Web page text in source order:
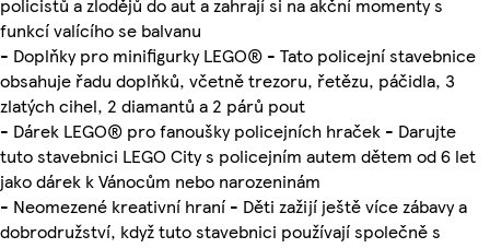
funkcí valícího se balvanu
- Doplňky pro minifigurky LEGO® - Tato policejní stavebnice
obsahuje řadu doplňků, včetně trezoru, řetězu, páčidla, 3
zlatých cihel, 2 diamantů a 2 párů pout
- Dárek LEGO® pro fanoušky policejních hraček - Darujte
tuto stavebnici LEGO City s policejním autem dětem od 6 let
jako dárek k Vánocům nebo narozeninám
- Neomezené kreativní hraní - Děti zažijí ještě více zábavy a
dobrodružství, když tuto stavebnici používají společně s